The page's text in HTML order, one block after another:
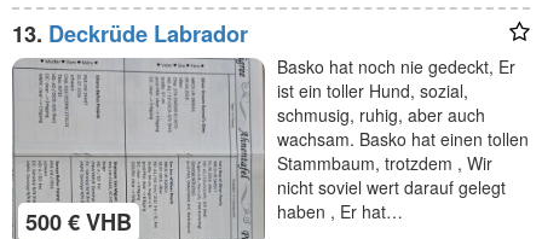
13. Deckrüde Labrador
500 € VHB
Basko hat noch nie gedeckt, Er
ist ein toller Hund, sozial,
schmusig, ruhig, aber auch
wachsam. Basko hat einen tollen
Stammbaum, trotzdem , Wir
nicht soviel wert darauf gelegt
haben , Er hat…